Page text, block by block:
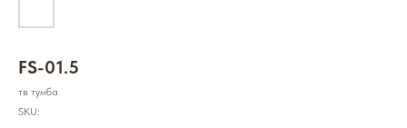
FS-01.5
тв тумба
SKU: